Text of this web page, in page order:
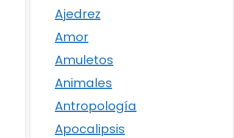
Ajedrez
Amor
Amuletos
Animales
Antropología
Apocalipsis